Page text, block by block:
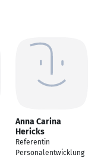
Anna Carina
Hericks
Referentin
Personalentwicklung